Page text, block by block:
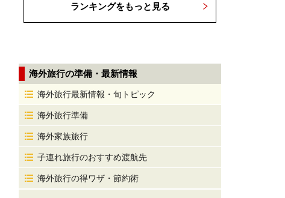
ランキングをもっと見る
海外旅行の準備・最新情報
海外旅行最新情報・旬トピック
海外旅行準備
海外家族旅行
子連れ旅行のおすすめ渡航先
海外旅行の得ワザ・節約術